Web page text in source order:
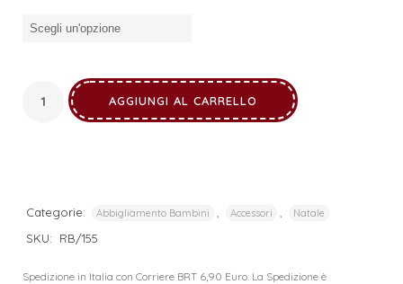
AGGIUNGI AL CARRELLO
Categorie: Abbigliamento Bambini Accessori Natale
SKU: RB/155
Spedizione in Italia con Corriere BRT 6,90 Euro. La Spedizione è